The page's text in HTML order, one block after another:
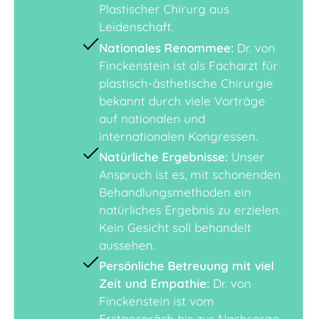
Plastischer Chirurg aus
Leidenschaft.
Nationales Renommee: Dr. von
Finckenstein ist als Facharzt für
plastisch-ästhetische Chirurgie
bekannt durch viele Vorträge
auf nationalen und
internationalen Kongressen.
Natürliche Ergebnisse: Unser
Anspruch ist es, mit schonenden
Behandlungsmethoden ein
natürliches Ergebnis zu erzielen.
Kein Gesicht soll behandelt
aussehen.
Persönliche Betreuung mit viel
Zeit und Empathie: Dr. von
Finckenstein ist vom